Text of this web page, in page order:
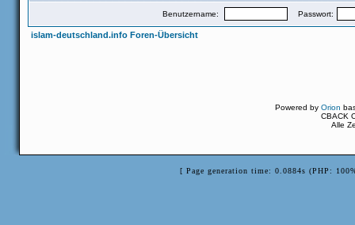
Benutzername: Passwort:
islam-deutschland.info Foren-Übersicht
Powered byOrion
CBACK
Alle
[ Page generation time: 0.0884s (PHP: